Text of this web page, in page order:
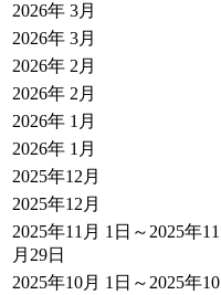
2026年 3月
2026年 3月
2026年 2月
2026年 2月
2026年 1月
2026年 1月
2025年12月
2025年12月
2025年11月 1日～2025年11
月29日
2025年10月 1日～2025年10